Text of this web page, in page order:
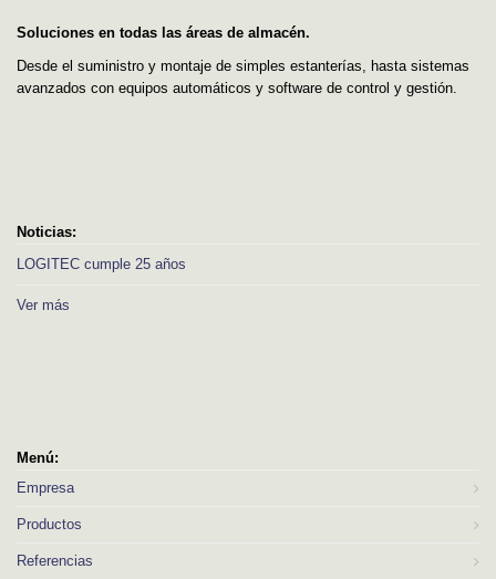
Soluciones en todas las áreas de almacén.
Desde el suministro y montaje de simples estanterías, hasta sistemas
avanzados con equipos automáticos y software de control y gestión.
Noticias:
LOGITEC cumple 25 años
Ver más
Menú:
Empresa
Productos
Referencias